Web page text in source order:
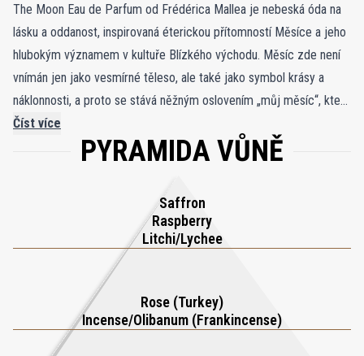
The Moon Eau de Parfum od Frédérica Mallea je nebeská óda na
lásku a oddanost, inspirovaná éterickou přítomností Měsíce a jeho
hlubokým významem v kultuře Blízkého východu. Měsíc zde není
vnímán jen jako vesmírné těleso, ale také jako symbol krásy a
náklonnosti, a proto se stává něžným oslovením „můj měsíc“, které
vyjadřuje nadčasovou romantiku i tichou, nevyslovenou věrnost.
Tato opulentní vůně zachycuje kouzlo nocí zalitých měsíčním
intenzitou kadidla, které společně tvoří nadčasový, luxusní základ.
To, co The Moon odlišuje, je nečekaný dotek zralých červených
bobulí, kdy červený rybíz a malina přinášejí živou sladkost i hravý
barevný akcent. Tyto tóny jemně připomínají ovocně laděnou šíšu
oblíbenou v celém regionu a dodávají klasické opulenci moderní
zvrat. The Moon Eau de Parfum je zářivá symfonie, která evokuje
přitažlivost novoluní, kdy se pod noční oblohou rozkvétají
Číst více
PYRAMIDA VŮNĚ
Saffron
Raspberry
Litchi/Lychee
Rose (Turkey)
Incense/Olibanum (Frankincense)